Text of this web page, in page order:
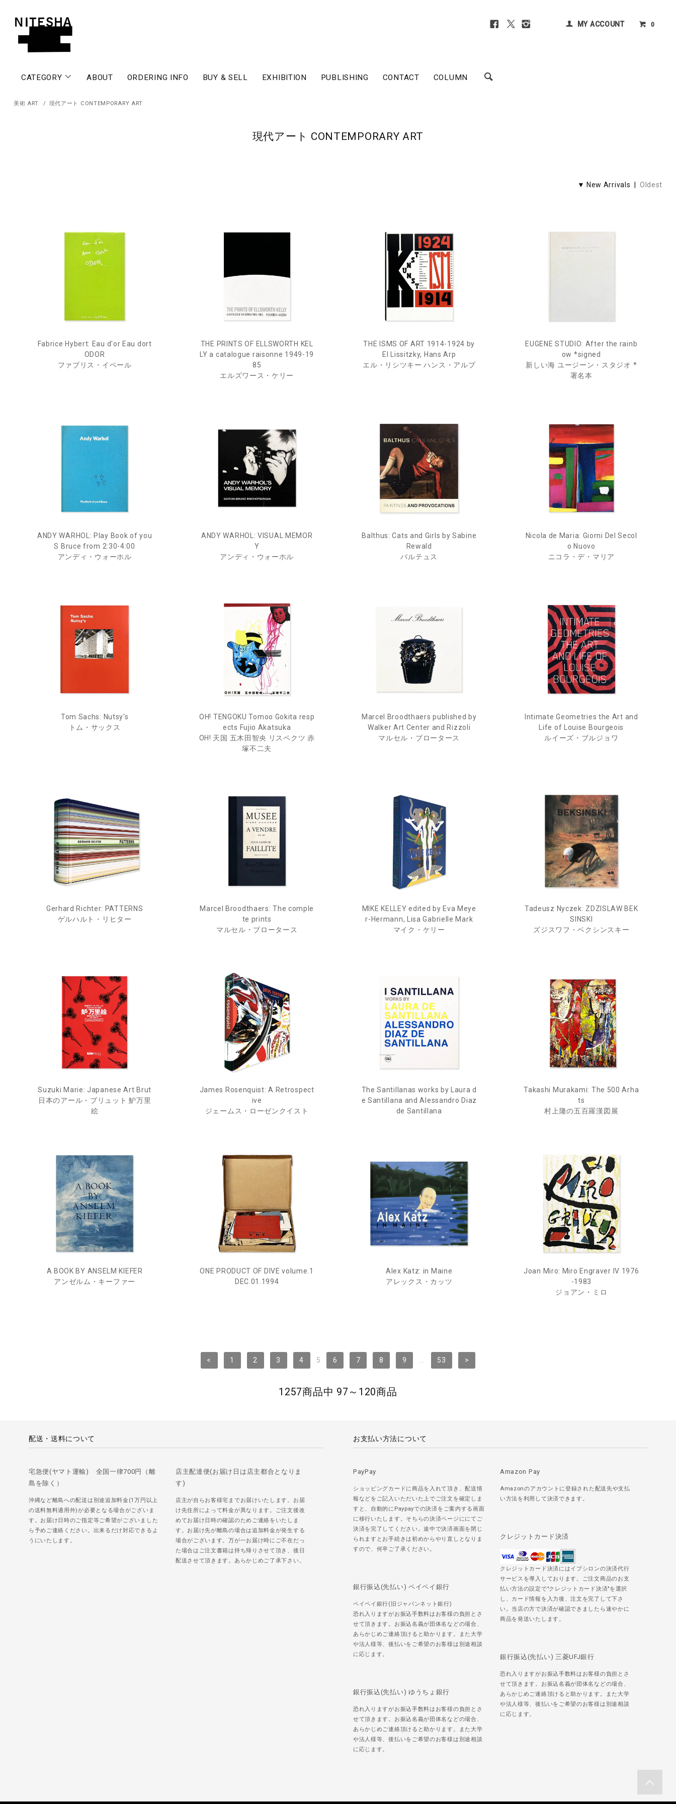
MY ACCOUNT 0
CATEGORY ABOUT ORDERING INFO BUY & SELL EXHIBITION PUBLISHING CONTACT COLUMN
美術 ART / 現代アート CONTEMPORARY ART
現代アート CONTEMPORARY ART
▼ New Arrivals | Oldest
Fabrice Hybert: Eau d'or Eau dort
ODOR
ファブリス・イベール
THE PRINTS OF ELLSWORTH KEL
LY a catalogue raisonne 1949-19
85
エルズワース・ケリー
THE ISMS OF ART 1914-1924 by
El Lissitzky, Hans Arp
エル・リシツキー ハンス・アルプ
EUGENE STUDIO: After the rainb
ow *signed
新しい海 ユージーン・スタジオ *
署名本
ANDY WARHOL: Play Book of you
S Bruce from 2:30-4:00
アンディ・ウォーホル
ANDY WARHOL: VISUAL MEMOR
Y
アンディ・ウォーホル
Balthus: Cats and Girls by Sabine
Rewald
バルテュス
Nicola de Maria: Giorni Del Secol
o Nuovo
ニコラ・デ・マリア
Tom Sachs: Nutsy's
トム・サックス
OH! TENGOKU Tomoo Gokita resp
ects Fujio Akatsuka
OH! 天国 五木田智央 リスペクツ 赤
塚不二夫
Marcel Broodthaers published by
Walker Art Center and Rizzoli
マルセル・ブロータース
Intimate Geometries the Art and
Life of Louise Bourgeois
ルイーズ・ブルジョワ
Gerhard Richter: PATTERNS
ゲルハルト・リヒター
Marcel Broodthaers: The comple
te prints
マルセル・ブロータース
MIKE KELLEY edited by Eva Meye
r-Hermann, Lisa Gabrielle Mark
マイク・ケリー
Tadeusz Nyczek: ZDZISLAW BEK
SINSKI
ズジスワフ・ベクシンスキー
Suzuki Marie: Japanese Art Brut
日本のアール・ブリュット 魲万里
絵
James Rosenquist: A Retrospect
ive
ジェームス・ローゼンクイスト
The Santillanas works by Laura d
e Santillana and Alessandro Diaz
de Santillana
Takashi Murakami: The 500 Arha
ts
村上隆の五百羅漢図展
A BOOK BY ANSELM KIEFER
アンゼルム・キーファー
ONE PRODUCT OF DIVE volume.1
DEC.01.1994
Alex Katz: in Maine
アレックス・カッツ
Joan Miro: Miro Engraver IV 1976
-1983
ジョアン・ミロ
< 1 2 3 4 5 6 7 8 9 ... 53 >
1257商品中 97～120商品
配送・送料について
宅急便(ヤマト運輸) 全国一律700円（離
島を除く）
沖縄など離島への配送は別途追加料金(1万円以上
の送料無料適用外)が必要となる場合がございま
す。お届け日時のご指定等ご希望がございました
ら予めご連絡ください。出来るだけ対応できるよ
うにいたします。
店主配達便(お届け日は店主都合となりま
す)
店主が自らお客様宅までお届けいたします。お届
け先住所によって料金が異なります。ご注文後改
めてお届け日時の確認のためご連絡をいたしま
す。お届け先が離島の場合は追加料金が発生する
場合がございます。万が一お届け時にご不在だっ
た場合はご注文書籍は持ち帰りさせて頂き、後日
配送させて頂きます。あらかじめご了承下さい。
お支払い方法について
PayPay
ショッピングカードに商品を入れて頂き、配送情
報などをご記入いただいた上でご注文を確定しま
すと、自動的にPaypayでの決済をご案内する画面
に移行いたします。そちらの決済ページににてご
決済を完了してください。途中で決済画面を閉じ
られますとお手続きは初めからやり直しとなりま
すので、何卒ご了承ください。
Amazon Pay
Amazonのアカウントに登録された配送先や支払
い方法を利用して決済できます。
クレジットカード決済
クレジットカード決済にはイプシロンの決済代行
サービスを導入しております。ご注文商品のお支
払い方法の設定で"クレジットカード決済"を選択
し、カード情報を入力後、注文を完了して下さ
い。当店の方で決済が確認できましたら速やかに
商品を発送いたします。
銀行振込(先払い) ペイペイ銀行
ペイペイ銀行(旧ジャパンネット銀行)
恐れ入りますがお振込手数料はお客様の負担とさ
せて頂きます。お振込名義が団体名などの場合、
あらかじめご連絡頂けると助かります。また大学
や法人様等、後払いをご希望のお客様は別途相談
に応じます。
銀行振込(先払い) 三菱UFJ銀行
恐れ入りますがお振込手数料はお客様の負担とさ
せて頂きます。お振込名義が団体名などの場合、
あらかじめご連絡頂けると助かります。また大学
や法人様等、後払いをご希望のお客様は別途相談
に応じます。
銀行振込(先払い) ゆうちょ銀行
恐れ入りますがお振込手数料はお客様の負担とさ
せて頂きます。お振込名義が団体名などの場合、
あらかじめご連絡頂けると助かります。また大学
や法人様等、後払いをご希望のお客様は別途相談
に応じます。